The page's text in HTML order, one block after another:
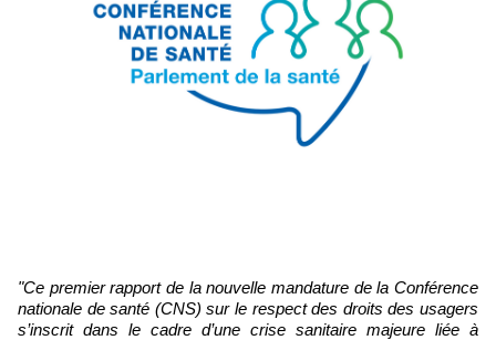
"Ce premier rapport de la nouvelle mandature de la Conférence
nationale de santé (CNS) sur le respect des droits des usagers
s’inscrit dans le cadre d’une crise sanitaire majeure liée à